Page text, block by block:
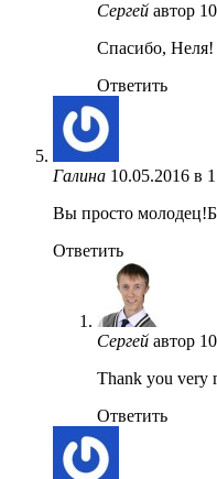
Сергей автор
Спасибо,
Ответить
Галина 10.05.2016 в
Вы просто
Ответить
Сергей автор
Thank you very
Ответить